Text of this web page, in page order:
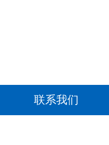
联系我们